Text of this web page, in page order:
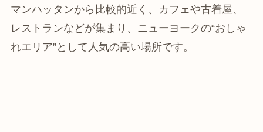
マンハッタンから比較的近く、カフェや古着屋、
レストランなどが集まり、ニューヨークの“おしゃ
れエリア”として人気の高い場所です。